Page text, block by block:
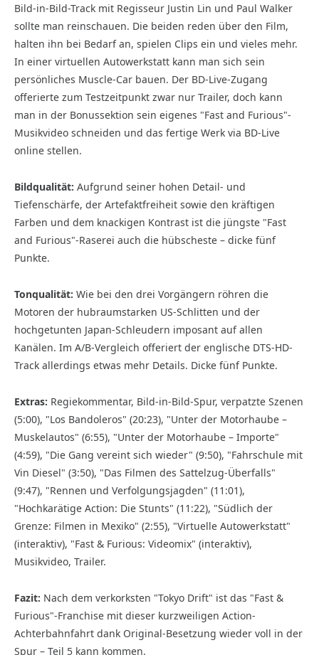
Bild-in-Bild-Track mit Regisseur Justin Lin und Paul Walker
sollte man reinschauen. Die beiden reden über den Film,
halten ihn bei Bedarf an, spielen Clips ein und vieles mehr.
In einer virtuellen Autowerkstatt kann man sich sein
persönliches Muscle-Car bauen. Der BD-Live-Zugang
offerierte zum Testzeitpunkt zwar nur Trailer, doch kann
man in der Bonussektion sein eigenes "Fast and Furious"-
Musikvideo schneiden und das fertige Werk via BD-Live
online stellen.
Bildqualität: Aufgrund seiner hohen Detail- und
Tiefenschärfe, der Artefaktfreiheit sowie den kräftigen
Farben und dem knackigen Kontrast ist die jüngste "Fast
and Furious"-Raserei auch die hübscheste – dicke fünf
Punkte.
Tonqualität: Wie bei den drei Vorgängern röhren die
Motoren der hubraumstarken US-Schlitten und der
hochgetunten Japan-Schleudern imposant auf allen
Kanälen. Im A/B-Vergleich offeriert der englische DTS-HD-
Track allerdings etwas mehr Details. Dicke fünf Punkte.
Extras: Regiekommentar, Bild-in-Bild-Spur, verpatzte Szenen
(5:00), "Los Bandoleros" (20:23), "Unter der Motorhaube –
Muskelautos" (6:55), "Unter der Motorhaube – Importe"
(4:59), "Die Gang vereint sich wieder" (9:50), "Fahrschule mit
Vin Diesel" (3:50), "Das Filmen des Sattelzug-Überfalls"
(9:47), "Rennen und Verfolgungsjagden" (11:01),
"Hochkarätige Action: Die Stunts" (11:22), "Südlich der
Grenze: Filmen in Mexiko" (2:55), "Virtuelle Autowerkstatt"
(interaktiv), "Fast & Furious: Videomix" (interaktiv),
Musikvideo, Trailer.
Fazit: Nach dem verkorksten "Tokyo Drift" ist das "Fast &
Furious"-Franchise mit dieser kurzweiligen Action-
Achterbahnfahrt dank Original-Besetzung wieder voll in der
Spur – Teil 5 kann kommen.